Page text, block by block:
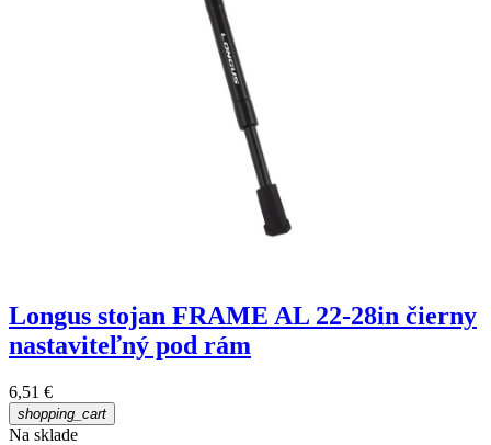
Longus stojan FRAME AL 22-28in čierny
nastaviteľný pod rám
6,51 €
shopping_cart
Na sklade